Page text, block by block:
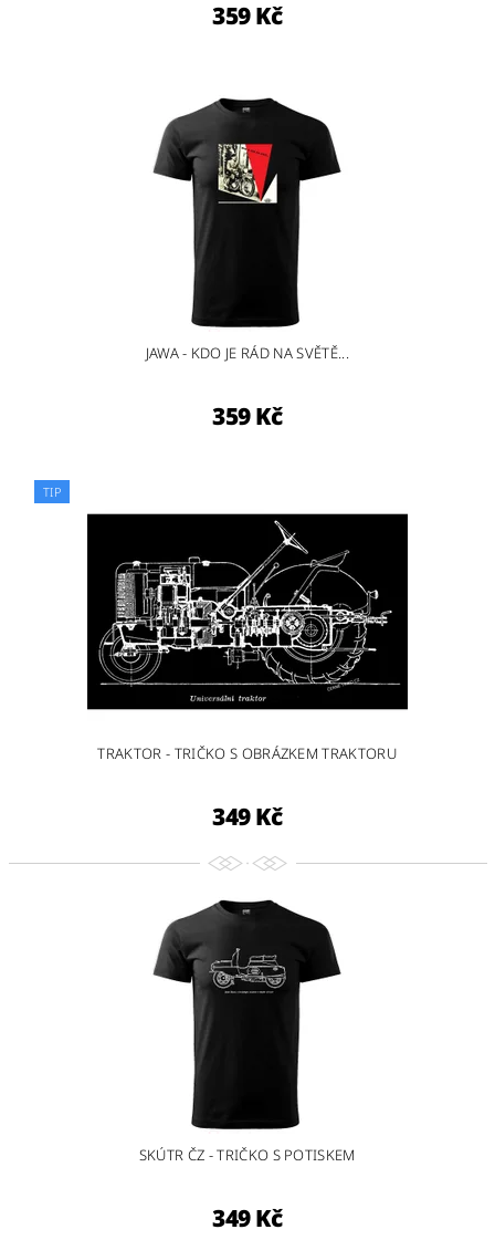
359 Kč
JAWA - KDO JE RÁD NA SVĚTĚ...
359 Kč
TIP
TRAKTOR - TRIČKO S OBRÁZKEM TRAKTORU
349 Kč
SKÚTR ČZ - TRIČKO S POTISKEM
349 Kč